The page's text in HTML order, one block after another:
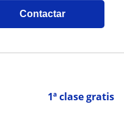
Contactar
1ª clase gratis